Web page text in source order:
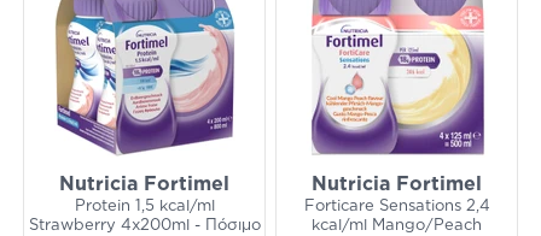
Nutricia Fortimel
Protein 1,5 kcal/ml
Strawberry 4x200ml - Πόσιμο
Nutricia Fortimel
Forticare Sensations 2,4
kcal/ml Mango/Peach